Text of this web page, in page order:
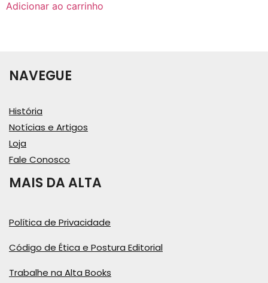
Adicionar ao carrinho
NAVEGUE
História
Notícias e Artigos
Loja
Fale Conosco
MAIS DA ALTA
Política de Privacidade
Código de Ética e Postura Editorial
Trabalhe na Alta Books